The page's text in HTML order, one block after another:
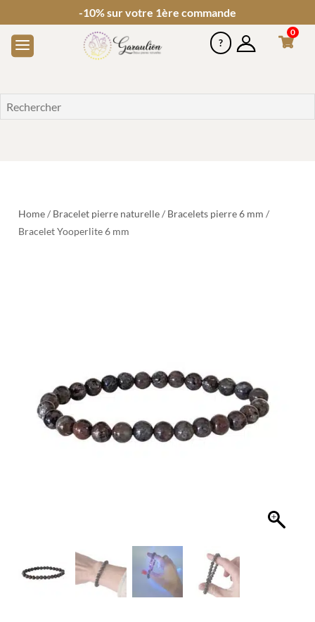
-10% sur votre 1ère commande
0
Home/ Bracelet pierre naturelle/ Bracelets pierre 6 mm /
Bracelet Yooperlite 6 mm